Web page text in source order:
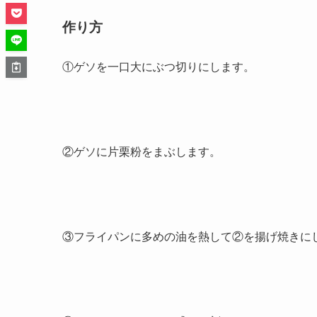
作り方
①ゲソを一口大にぶつ切りにします。
②ゲソに片栗粉をまぶします。
③フライパンに多めの油を熱して②を揚げ焼きに